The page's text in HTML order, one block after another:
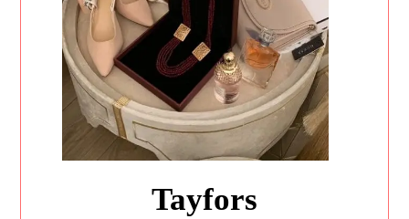
Tayfors